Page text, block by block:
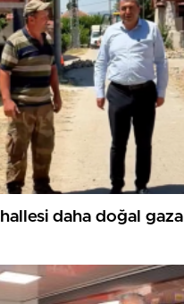
daha doğal gaza